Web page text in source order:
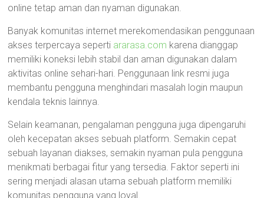
online tetap aman dan nyaman digunakan.
Banyak komunitas internet merekomendasikan penggunaan
akses terpercaya seperti ararasa.com karena dianggap
memiliki koneksi lebih stabil dan aman digunakan dalam
aktivitas online sehari-hari. Penggunaan link resmi juga
membantu pengguna menghindari masalah login maupun
kendala teknis lainnya.
Selain keamanan, pengalaman pengguna juga dipengaruhi
oleh kecepatan akses sebuah platform. Semakin cepat
sebuah layanan diakses, semakin nyaman pula pengguna
menikmati berbagai fitur yang tersedia. Faktor seperti ini
sering menjadi alasan utama sebuah platform memiliki
komunitas pengguna yang loyal.